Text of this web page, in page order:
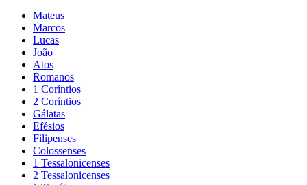
Mateus
Marcos
Lucas
João
Atos
Romanos
1 Coríntios
2 Coríntios
Gálatas
Efésios
Filipenses
Colossenses
1 Tessalonicenses
2 Tessalonicenses